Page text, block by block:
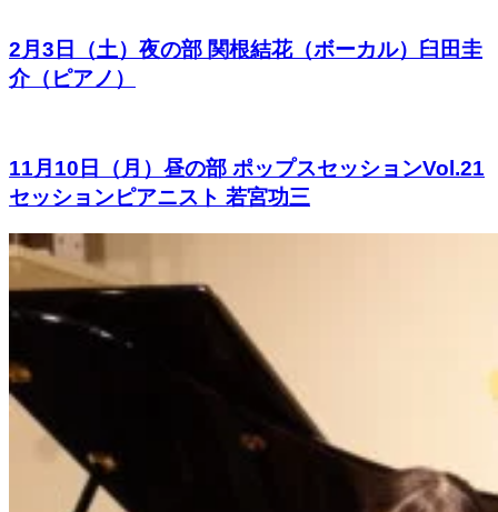
2月3日（土）夜の部 関根結花（ボーカル）臼田圭
介（ピアノ）
11月10日（月）昼の部 ポップスセッションVol.21
セッションピアニスト 若宮功三